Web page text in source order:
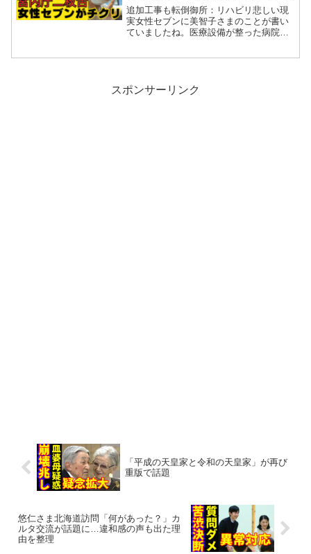
ハビリに疑問！愛子さまと悠仁さ
ま宮内庁の二枚舌情報戦略？
追加工事も転倒御所：リハビリ悲しい現
実女性セブンに美智子さまのことが書い
ていましたね。医療設備が整った病院で
スポンサーリンク
「平成の天皇家と令和の天皇家」が再び
重版で話題
悠仁さま北海道訪問「何があった？」カ
ルタ交流が話題に…違和感の声も出た理
由を整理